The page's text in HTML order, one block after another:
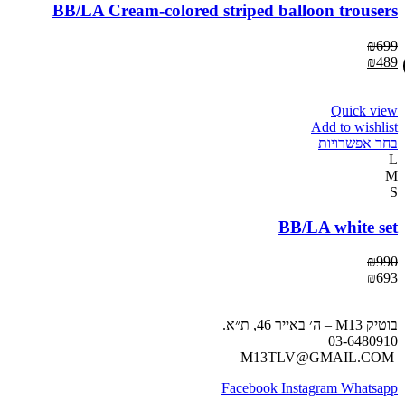
BB/LA Cream-colored striped balloon trousers
₪699
₪489
Quick view
Add to wishlist
בחר אפשרויות
L
M
S
BB/LA white set
₪990
₪693
בוטיק M13 – ה׳ באייר 46, ת״א.
03-6480910
Facebook Instagram Whatsapp